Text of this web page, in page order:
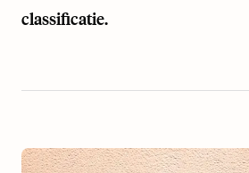
classificatie.